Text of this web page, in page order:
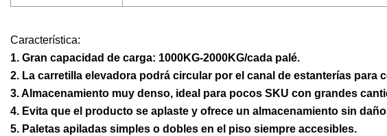
Característica:
1. Gran capacidad de carga: 1000KG-2000KG/cada palé.
2. La carretilla elevadora podrá circular por el canal de estanterías para
3. Almacenamiento muy denso, ideal para pocos SKU con grandes
4. Evita que el producto se aplaste y ofrece un almacenamiento sin
5. Paletas apiladas simples o dobles en el piso siempre accesibles.